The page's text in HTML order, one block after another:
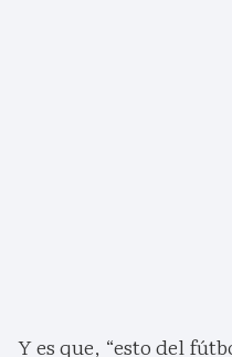
Y es que, “esto del